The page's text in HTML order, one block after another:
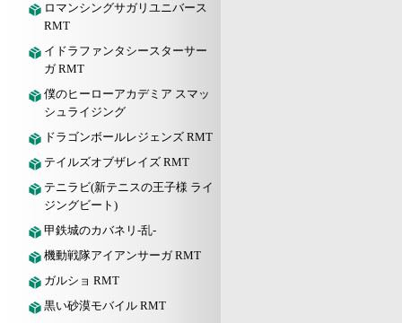
ロマンシングサガリユニバース
RMT
イドラファンタシースターサー
ガ RMT
僕のヒーローアカデミア スマッ
シュライジング
ドラゴンボールレジェンズ RMT
テイルズオブザレイズ RMT
テニラビ(新テニスの王子様 ライ
ジングビート)
甲鉄城のカバネリ-乱-
機動戦隊アイアンサーガ RMT
ガルショ RMT
黒い砂漠モバイル RMT